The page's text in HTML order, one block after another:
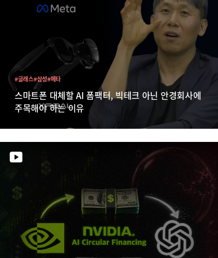
스마트폰 대체할 AI 폼팩터, 빅테크 아닌 안경회사에
주목해야 하는 이유
#글래스#삼성#메타